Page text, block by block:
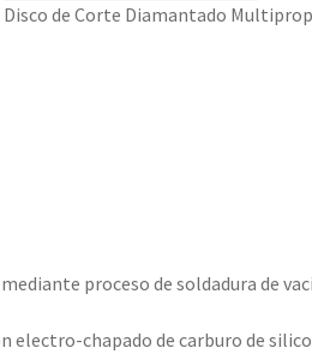
Disco de Corte Diamantado
proceso de soldadura de
electro-chapado de carburo de